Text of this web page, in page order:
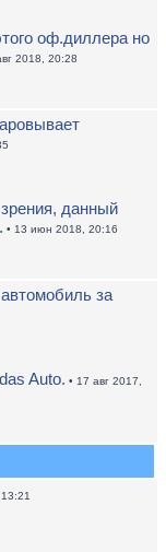
оф.диллера но
2018, 20:28
данный
• 13 июн 2018, 20:16
за
Auto. • 17 авг 2017,